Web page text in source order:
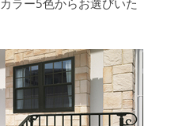
ラー5色からお選びいた